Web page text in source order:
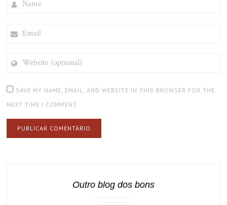
(OPTIONAL)
SAVE MY NAME, EMAIL, AND WEBSITE IN THIS BROWSER FOR THE
NEXT TIME I COMMENT.
Outro blog dos bons